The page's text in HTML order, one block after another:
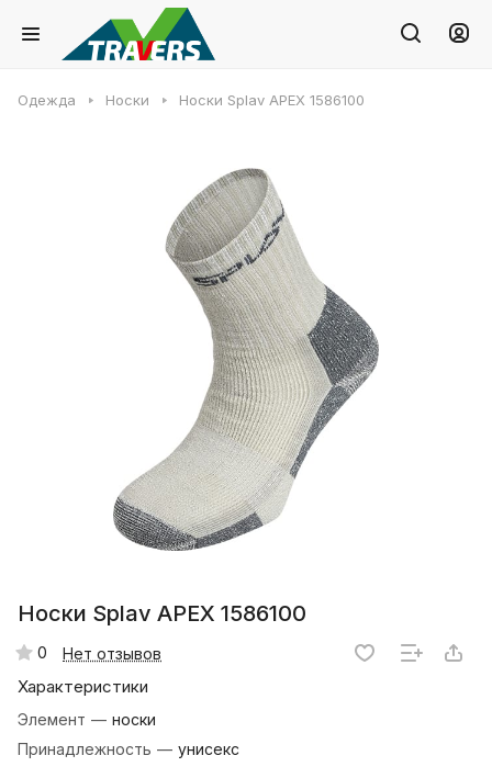
Одежда Носки Носки Splav APEX 1586100
Носки Splav APEX 1586100
0 Нет отзывов
Характеристики
Элемент — носки
Принадлежность — унисекс